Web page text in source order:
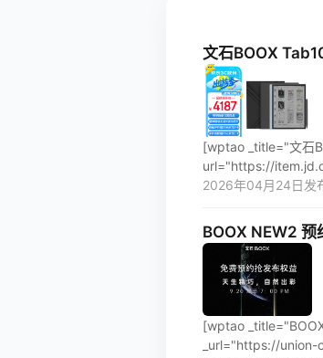
文石BOOX
[wptao _title="文石
url="https://
2026年04月24日发
BOOX NEW2 预
[wptao
_url="https://